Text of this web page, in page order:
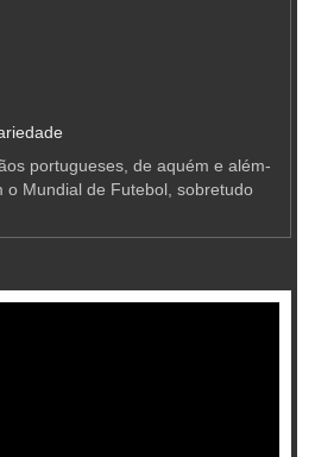
portugueses, de aquém e além-
o Mundial de Futebol, sobretudo